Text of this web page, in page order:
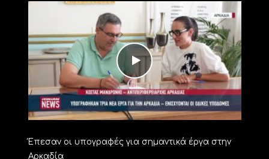
Έπεσαν οι υπογραφές για σημαντικά έργα στην
Αρκαδία